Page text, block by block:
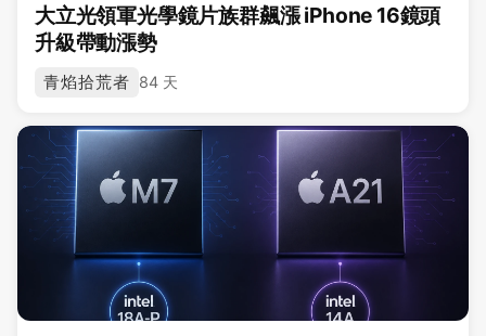
大立光領軍光學鏡片族群飆漲 iPhone 16鏡頭
升級帶動漲勢
青焰拾荒者 84 天